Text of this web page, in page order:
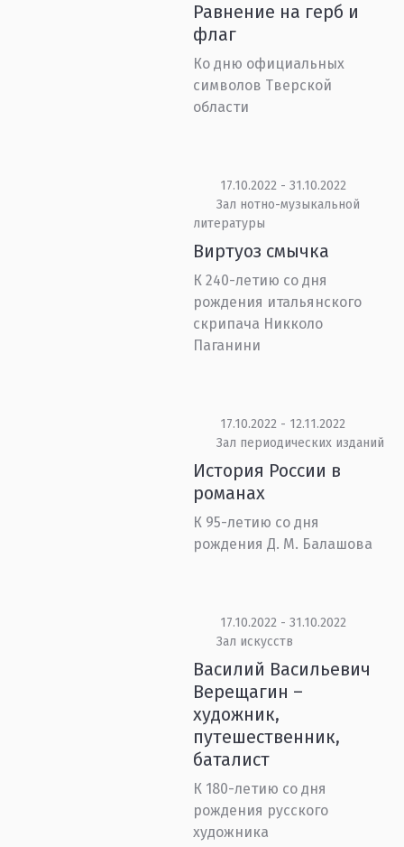
Равнение на герб и
флаг
Ко дню официальных
символов Тверской
области
17.10.2022 - 31.10.2022
Зал нотно-музыкальной
литературы
Виртуоз смычка
К 240-летию со дня
рождения итальянского
скрипача Никколо
Паганини
17.10.2022 - 12.11.2022
Зал периодических изданий
История России в
романах
К 95-летию со дня
рождения Д. М. Балашова
17.10.2022 - 31.10.2022
Зал искусств
Василий Васильевич
Верещагин –
художник,
путешественник,
баталист
К 180-летию со дня
рождения русского
художника